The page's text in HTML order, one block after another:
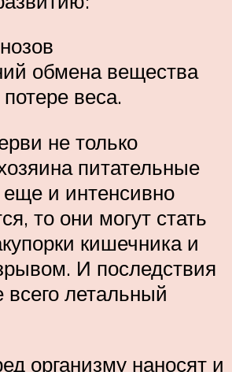
обмена вещества
веса.
не только
питательные
и интенсивно
то они могут стать
кишечника и
И последствия
всего летальный
организму наносят и